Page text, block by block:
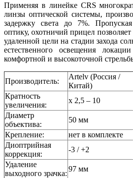
Применяя в линейке CRS
линзы оптической системы,
задержку света до 7%.
оптику, охотничий прицел
удаленной цели на стадии захода
естественного освещения
комфортной и высокоточной
Производитель:
Artelv (Россия /
Китай)
Кратность
увеличения:
x 2,5 – 10
Диаметр
объектива:
50 мм
Крепление:
нет в комплекте
Диоптрийная
коррекция:
-3 / +2
Удаление
выходного зрачка:
97 мм